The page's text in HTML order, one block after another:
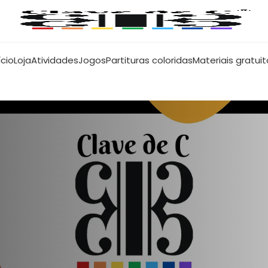
LojaAtividadesJogosPartituras coloridasMateriais